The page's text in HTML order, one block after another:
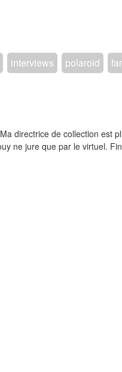
interviews polaroid
directrice de collection est
ne jure que par le virtuel.